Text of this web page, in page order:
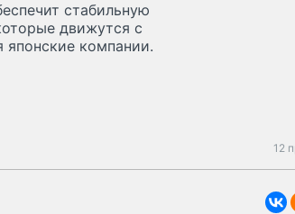
стабильную
движутся с
компании.
12